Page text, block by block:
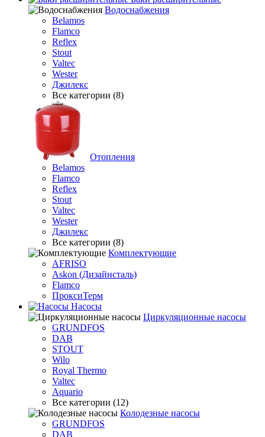
Водоснабжения
Belamos
Flamco
Reflex
Stout
Valtec
Wester
Джилекс
Все категории (8)
Отопления
Belamos
Flamco
Reflex
Stout
Valtec
Wester
Джилекс
Все категории (8)
Комплектующие
AFRISO
Askon (Дизайнсталь)
Flamco
ПроксиТерм
Насосы
Циркуляционные насосы
GRUNDFOS
DAB
STOUT
Wilo
Royal Thermo
Valtec
Aquario
Все категории (12)
Колодезные насосы
GRUNDFOS
DAB